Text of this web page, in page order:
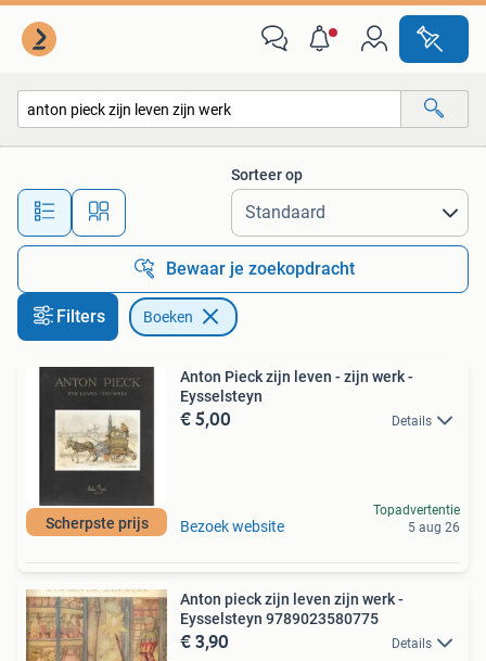
Alle afstanden…
Sorteer op
Bewaar je zoekopdracht
Filters Boeken
Scherpste prijs
Anton Pieck zijn leven - zijn werk -
Eysselsteyn
€ 5,00 Details
Bezoek website
Topadvertentie
5 aug 26
Anton pieck zijn leven zijn werk -
Eysselsteyn 9789023580775
€ 3,90 Details